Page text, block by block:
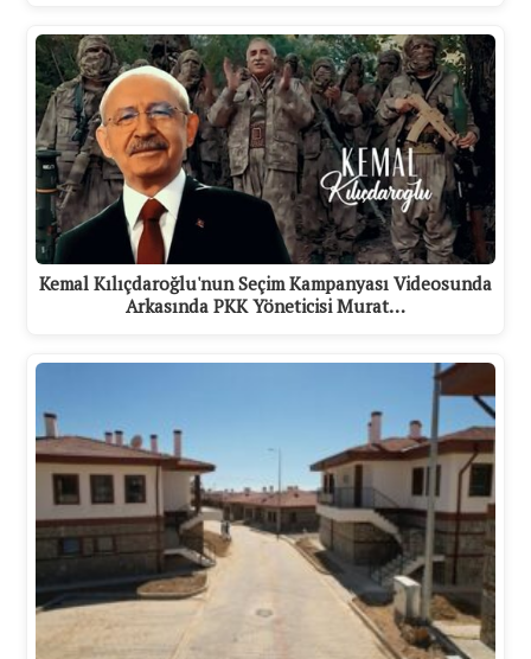
Kemal Kılıçdaroğlu'nun Seçim Kampanyası Videosunda
Arkasında PKK Yöneticisi Murat…